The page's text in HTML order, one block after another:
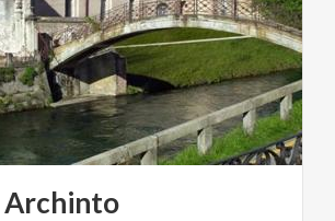
Archinto